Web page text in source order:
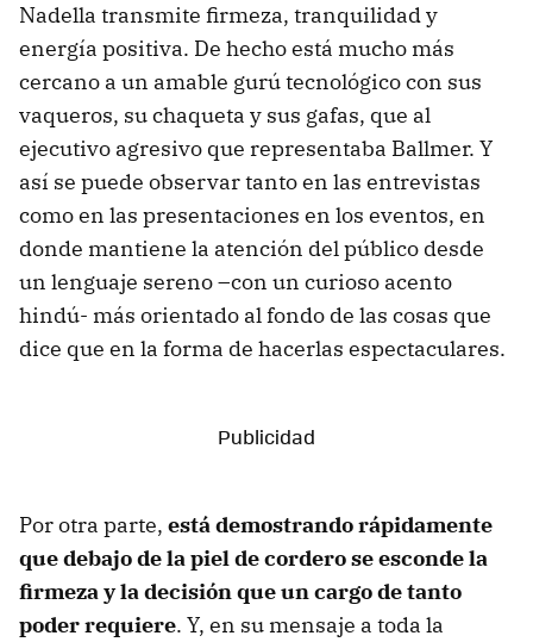
Nadella transmite firmeza, tranquilidad y
energía positiva. De hecho está mucho más
cercano a un amable gurú tecnológico con sus
vaqueros, su chaqueta y sus gafas, que al
ejecutivo agresivo que representaba Ballmer. Y
así se puede observar tanto en las entrevistas
como en las presentaciones en los eventos, en
donde mantiene la atención del público desde
un lenguaje sereno –con un curioso acento
hindú- más orientado al fondo de las cosas que
dice que en la forma de hacerlas espectaculares.
Por otra parte, está demostrando rápidamente
que debajo de la piel de cordero se esconde la
firmeza y la decisión que un cargo de tanto
poder requiere. Y, en su mensaje a toda la